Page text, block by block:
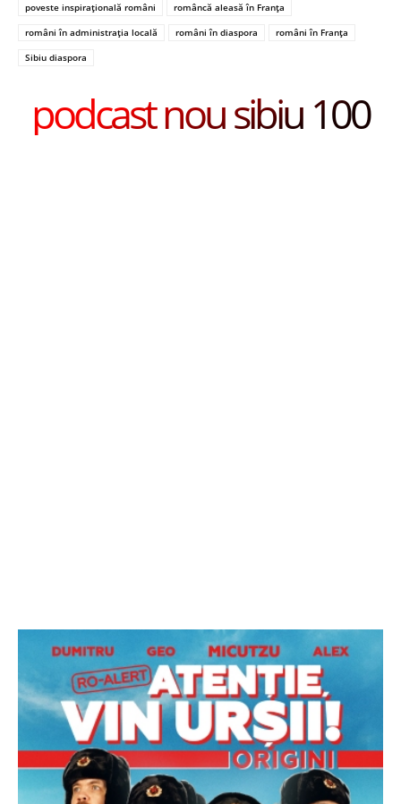
poveste inspirațională români
româncă aleasă în Franța
români în administrația locală
români în diaspora
români în Franța
Sibiu diaspora
podcast nou sibiu 100